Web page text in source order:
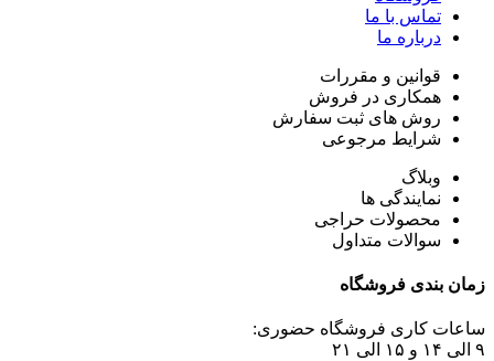
تماس با ما
درباره ما
قوانین و مقررات
همکاری در فروش
روش های ثبت سفارش
شرایط مرجوعی
وبلاگ
نمایندگی ها
محصولات حراجی
سوالات متداول
زمان بندی فروشگاه
ساعات کاری فروشگاه حضوری:
۹ الی ۱۴ و ۱۵ الی ۲۱